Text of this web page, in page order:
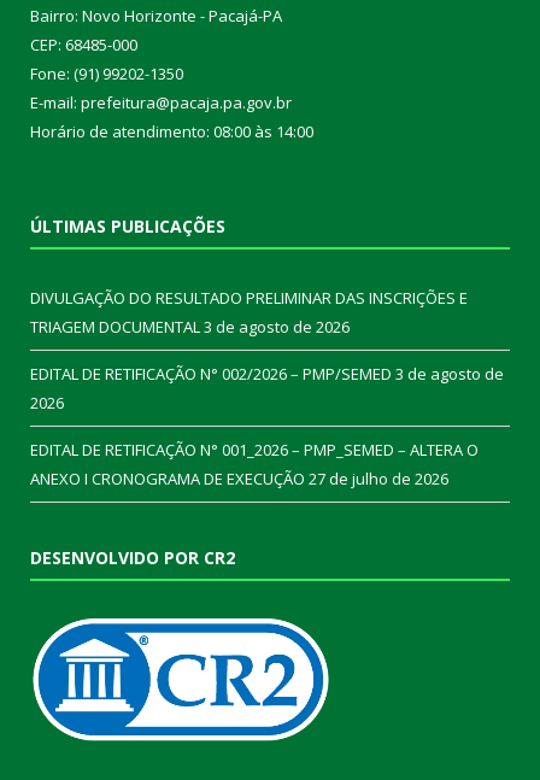
Bairro: Novo Horizonte - Pacajá-PA
CEP: 68485-000
Fone: (91) 99202-1350
E-mail: prefeitura@pacaja.pa.gov.br
Horário de atendimento: 08:00 às 14:00
ÚLTIMAS PUBLICAÇÕES
DIVULGAÇÃO DO RESULTADO PRELIMINAR DAS INSCRIÇÕES E
TRIAGEM DOCUMENTAL3 de agosto de 2026
EDITAL DE RETIFICAÇÃO N° 002/2026 – PMP/SEMED 3 de agosto de
2026
EDITAL DE RETIFICAÇÃO N° 001_2026 – PMP_SEMED – ALTERA O
ANEXO I CRONOGRAMA DE EXECUÇÃO 27 de julho de 2026
DESENVOLVIDO POR CR2